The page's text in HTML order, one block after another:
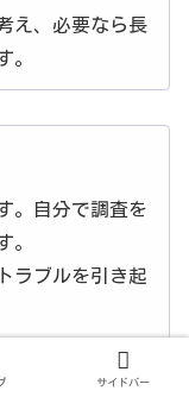
え、必要なら長
。
。自分で調査を
。
ラブルを引き起
サイドバー